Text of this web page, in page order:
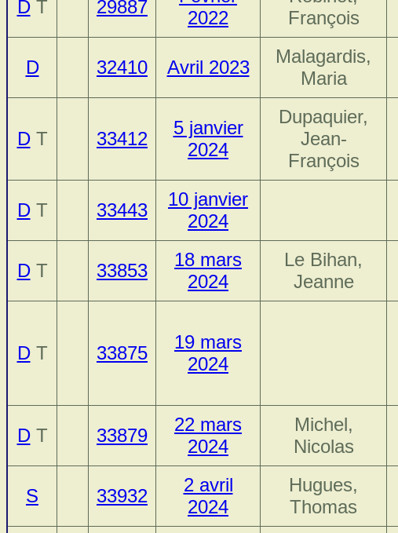
DT 29887
2022
François
D 32410 Avril 2023
Malagardis,
Maria
DT 33412
5 janvier
2024
Dupaquier,
Jean-
François
DT 33443
10 janvier
2024
DT 33853
18 mars
2024
Le Bihan,
Jeanne
DT 33875
19 mars
2024
DT 33879
22 mars
2024
Michel,
Nicolas
S 33932
2 avril
2024
Hugues,
Thomas